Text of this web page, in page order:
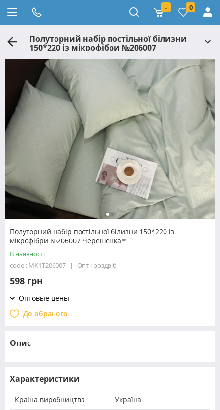
- 0
Полуторний набір постільної білизни
150*220 із мікрофібри №206007
Черешенка™
Полуторний набір постільної білизни 150*220 із
мікрофібри №206007 Черешенка™
В наявності
code : MK1T206007
Опт і роздріб
598 грн
Оптовые цены
До обраного
Опис
Характеристики
Країна виробництва Україна